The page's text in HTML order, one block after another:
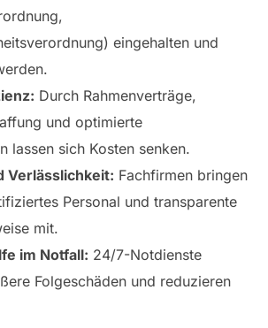
eingehalten und
Durch Rahmenverträge,
und optimierte
lassen sich Kosten senken.
Verlässlichkeit: Fachfirmen bringen
Personal und transparente
mit.
im Notfall: 24/7-Notdienste
Folgeschäden und reduzieren